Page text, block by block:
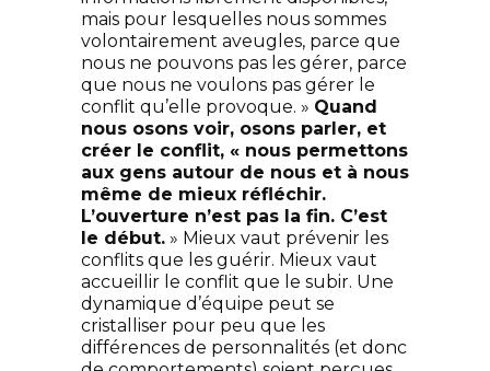
mais pour lesquelles nous sommes
volontairement aveugles, parce que
nous ne pouvons pas les gérer, parce
que nous ne voulons pas gérer le
conflit qu’elle provoque. » Quand
nous osons voir, osons parler, et
créer le conflit, « nous permettons
aux gens autour de nous et à nous
même de mieux réfléchir.
L’ouverture n’est pas la fin. C’est
le début. » Mieux vaut prévenir les
conflits que les guérir. Mieux vaut
accueillir le conflit que le subir. Une
dynamique d’équipe peut se
cristalliser pour peu que les
différences de personnalités (et donc